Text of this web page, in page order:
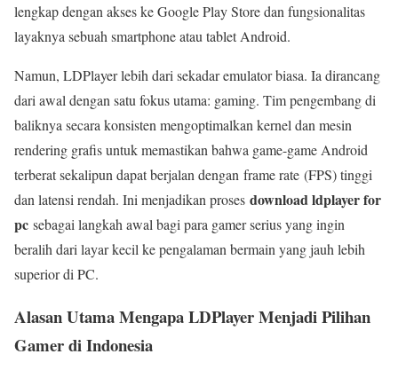
lengkap dengan akses ke Google Play Store dan fungsionalitas
layaknya sebuah smartphone atau tablet Android.
Namun, LDPlayer lebih dari sekadar emulator biasa. Ia dirancang
dari awal dengan satu fokus utama: gaming. Tim pengembang di
baliknya secara konsisten mengoptimalkan kernel dan mesin
rendering grafis untuk memastikan bahwa game-game Android
terberat sekalipun dapat berjalan dengan frame rate (FPS) tinggi
dan latensi rendah. Ini menjadikan proses download ldplayer for
pc sebagai langkah awal bagi para gamer serius yang ingin
beralih dari layar kecil ke pengalaman bermain yang jauh lebih
superior di PC.
Alasan Utama Mengapa LDPlayer Menjadi Pilihan
Gamer di Indonesia